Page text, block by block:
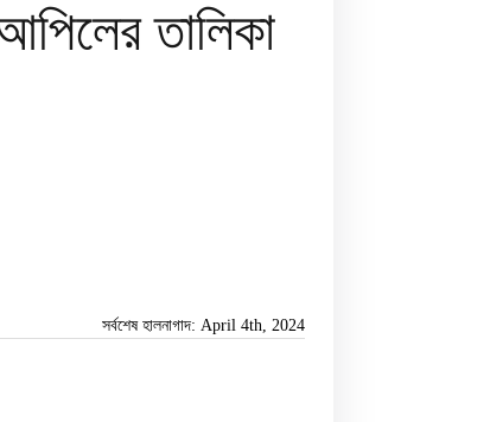
তালিকা
সর্বশেষ হালনাগাদ: April 4th, 2024